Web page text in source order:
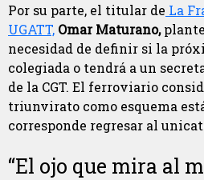
Por su parte, el titular de La
UGATT, Omar Maturano,
necesidad de definir si la
colegiada o tendrá a un
de la CGT. El ferroviario
triunvirato como esquema
corresponde regresar al
“El ojo que mira al